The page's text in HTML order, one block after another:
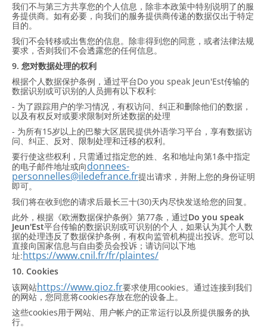
我们不与第三方共享您的个人信息，除非本政策中特别说明了的服
务提供商。如有必要，向我们的服务提供商传递的数据仅出于特定
目的。
我们不会转移或出售您的信息。除非得到您的同意，或者法律法规
要求，否则我们不会透露您的任何信息。
9. 您对数据处理的权利
根据个人数据保护条例，通过平台Do you speak Jeun'Est传输的
数据识别或可识别的人员拥有以下权利:
- 为了跟踪用户的学习情况，有权访问、纠正和删除他们的数据，
以及有权反对或要求限制对所述数据的处理
- 为所有15岁以上的巴黎大区居民提供外语学习平台，享有数据访
问、纠正、反对、限制处理和迁移的权利。
要行使这些权利，只需通过指定您的姓、名和地址向第1条中指定
的电子邮件地址或向donnees-
personnelles@iledefrance.fr提出请求，并附上您的身份证明
即可。
我们将在收到您的请求后最长三十(30)天内尽快发送给您的回复。
此外，根据《欧洲数据保护条例》第77条，通过Do you speak
Jeun'Est平台传输的数据识别或可识别的个人，如果认为其个人数
据的处理违反了数据保护条例，有权向监管机构提出投诉。您可以
直接向国家信息与自由委员会投诉；请访问以下地
址:https://www.cnil.fr/fr/plaintes/
10. Cookies
该网站https://www.qioz.fr要求使用cookies。通过连接到我们
的网站，您同意将cookies存放在您的设备上。
这些cookies用于网站、用户帐户的正常运行以及所提供服务的执
行。